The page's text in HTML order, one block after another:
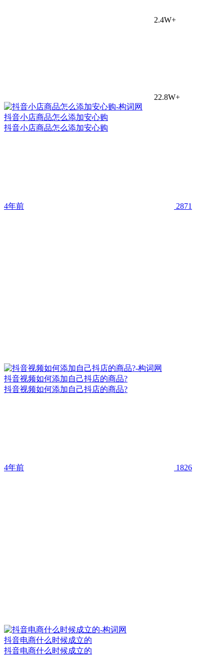
2.4W+
22.8W+
抖音小店商品怎么添加安心购
抖音小店商品怎么添加安心购
4年前 2871
抖音视频如何添加自己抖店的商品?
抖音视频如何添加自己抖店的商品?
4年前 1826
抖音电商什么时候成立的
抖音电商什么时候成立的